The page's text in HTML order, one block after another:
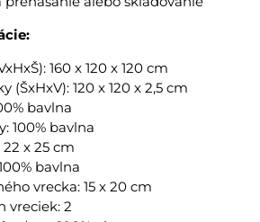
160 x 120 x 120 cm
(ŠxHxV): 120 x 120 x 2,5 cm
bavlna
100% bavlna
x 25 cm
bavlna
vrecka: 15 x 20 cm
vreciek: 2